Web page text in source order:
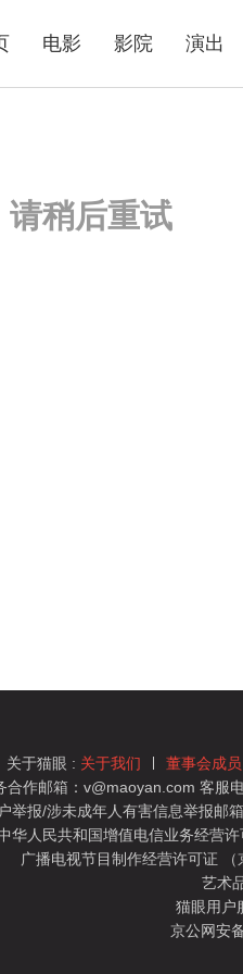
电影 影院 演出
稍后重试
关于猫眼 : 关于我们 董事会成员
合作邮箱：v@maoyan.com 客服
举报/涉未成年人有害信息举报邮
华人民共和国增值电信业务经营
广播电视节目制作经营许可证
艺术
猫眼用户
京公网安